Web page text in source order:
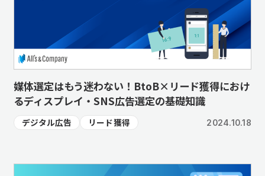
媒体選定はもう迷わない！BtoB×リード獲得におけ
るディスプレイ・SNS広告選定の基礎知識
デジタル広告 リード獲得 2024.10.18